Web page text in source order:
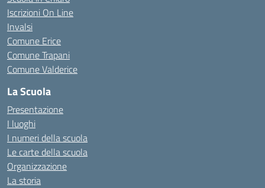
Iscrizioni On Line
Invalsi
Comune Erice
Comune Trapani
Comune Valderice
La Scuola
Presentazione
I luoghi
I numeri della scuola
Le carte della scuola
Organizzazione
La storia